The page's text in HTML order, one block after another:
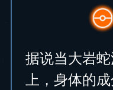
据说当大岩
上，身体的